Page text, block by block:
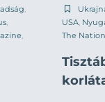
USA
The